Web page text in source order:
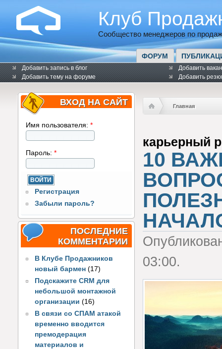
Клуб
Сообщество менеджеров по
ФОРУМ
Добавить запись в блог
Добавить тему на форуме
Добавить
Добавить
ВХОД НА САЙТ
Имя пользователя: *
Пароль: *
Регистрация
Забыли пароль?
ПОСЛЕДНИЕ
КОММЕНТАРИИ
В Клубе Продажников
новый бармен (17)
Подскажите CRM для
небольшой монтажной
организации (16)
В связи со СПАМ атакой
временно вводится
премодерация
материалов и
Главная
карьерный
10
03:00.